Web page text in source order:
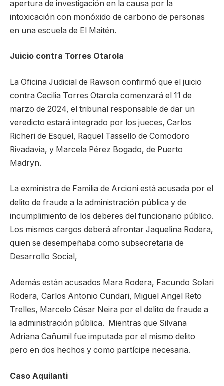
apertura de investigación en la causa por la
intoxicación con monóxido de carbono de personas
en una escuela de El Maitén.
Juicio contra Torres Otarola
La Oficina Judicial de Rawson confirmó que el juicio
contra Cecilia Torres Otarola comenzará el 11 de
marzo de 2024, el tribunal responsable de dar un
veredicto estará integrado por los jueces, Carlos
Richeri de Esquel, Raquel Tassello de Comodoro
Rivadavia, y Marcela Pérez Bogado, de Puerto
Madryn.
La exministra de Familia de Arcioni está acusada por el
delito de fraude a la administración pública y de
incumplimiento de los deberes del funcionario público.
Los mismos cargos deberá afrontar Jaquelina Rodera,
quien se desempeñaba como subsecretaria de
Desarrollo Social,
Además están acusados Mara Rodera, Facundo Solari
Rodera, Carlos Antonio Cundari, Miguel Angel Reto
Trelles, Marcelo César Neira por el delito de fraude a
la administración pública. Mientras que Silvana
Adriana Cañumil fue imputada por el mismo delito
pero en dos hechos y como partícipe necesaria.
Caso Aquilanti